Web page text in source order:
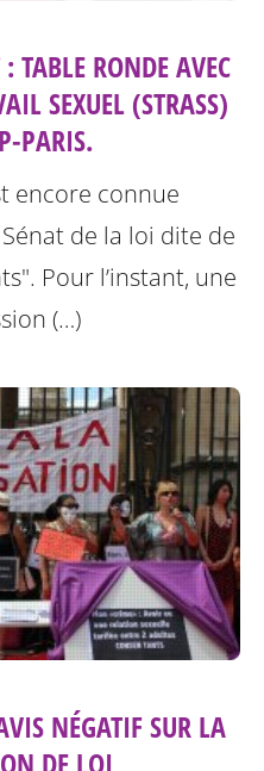
TABLE RONDE AVEC
SEXUEL (STRASS)
PARIS.
encore connue
de la loi dite de
Pour l’instant, une
(…)
NÉGATIF SUR LA
DE LOI